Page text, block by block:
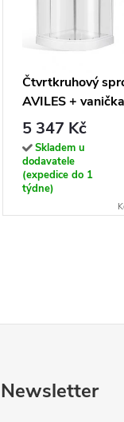
Čtvrtkruhový
AVILES + vanička
5 347 Kč
Skladem u
dodavatele
(expedice do 1
týdne)
Newsletter